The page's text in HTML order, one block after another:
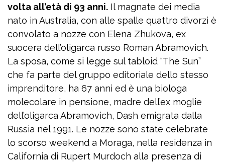
volta all’età di 93 anni. Il magnate dei media
nato in Australia, con alle spalle quattro divorzi è
convolato a nozze con Elena Zhukova, ex
suocera dell’oligarca russo Roman Abramovich.
La sposa, come si legge sul tabloid “The Sun”
che fa parte del gruppo editoriale dello stesso
imprenditore, ha 67 anni ed è una biologa
molecolare in pensione, madre dell’ex moglie
dell’oligarca Abramovich, Dash emigrata dalla
Russia nel 1991. Le nozze sono state celebrate
lo scorso weekend a Moraga, nella residenza in
California di Rupert Murdoch alla presenza di